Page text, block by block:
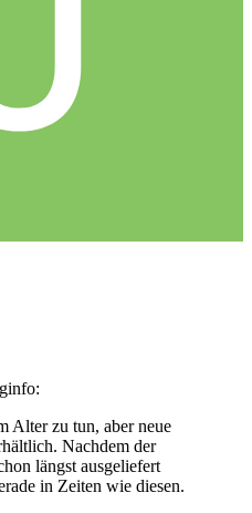
Alter zu tun, aber neue
Nachdem der
längst ausgeliefert
in Zeiten wie diesen.